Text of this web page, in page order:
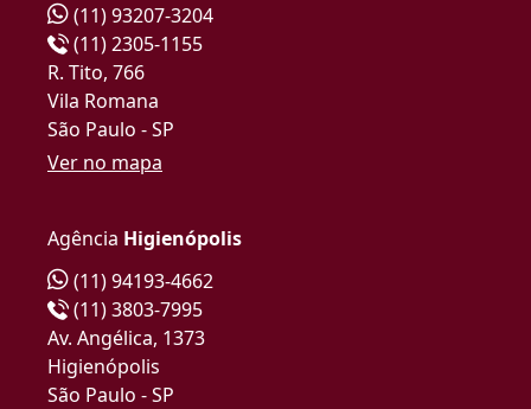
(11) 93207-3204
(11) 2305-1155
R. Tito, 766
Vila Romana
São Paulo - SP
Ver no mapa
Agência Higienópolis
(11) 94193-4662
(11) 3803-7995
Av. Angélica, 1373
Higienópolis
São Paulo - SP